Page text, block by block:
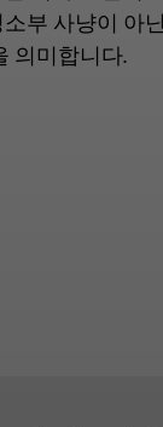
부 사냥이 아
의미합니다.